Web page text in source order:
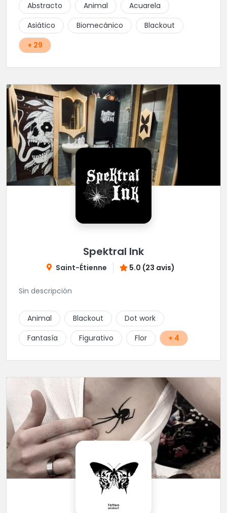
Abstracto Animal
Acuarela
Asiático
Biomecánico
Blackout
+ 29
Spektral Ink
Saint-Étienne 5.0 (23 avis)
Sin descripción
Animal Blackout
Dot work
Fantasía
Figurativo Flor + 4